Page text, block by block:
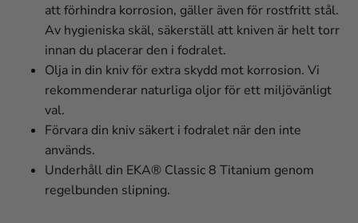
att förhindra korrosion, gäller även för rostfritt stål.
Av hygieniska skäl, säkerställ att kniven är helt torr
innan du placerar den i fodralet.
Olja in din kniv för extra skydd mot korrosion. Vi
rekommenderar naturliga oljor för ett miljövänligt
val.
Förvara din kniv säkert i fodralet när den inte
används.
Underhåll din EKA® Classic 8 Titanium genom
regelbunden slipning.